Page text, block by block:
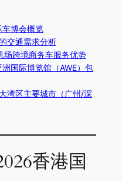
博会概览
交通需求分析
场跨境商务车服务优势
国际博览馆（AWE）包
湾区主要城市（广州/深
香港国